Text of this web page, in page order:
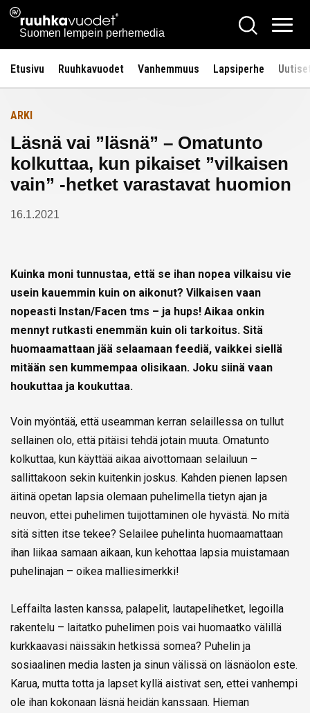
Siirry
sisältöön
Ruuhkavuodet.fi
Suomen lempein perhemedia
Hae
Etusivu Ruuhkavuodet Vanhemmuus Lapsiperhe
Etusivulle
ARKI
Läsnä vai ”läsnä” – Omatunto
kolkuttaa, kun pikaiset ”vilkaisen
vain” -hetket varastavat huomion
16.1.2021
Kuinka moni tunnustaa, että se ihan nopea vilkaisu vie
usein kauemmin kuin on aikonut? Vilkaisen vaan
nopeasti Instan/Facen tms – ja hups! Aikaa onkin
mennyt rutkasti enemmän kuin oli tarkoitus. Sitä
huomaamattaan jää selaamaan feediä, vaikkei siellä
mitään sen kummempaa olisikaan. Joku siinä vaan
houkuttaa ja koukuttaa.
Voin myöntää, että useamman kerran selaillessa on tullut
sellainen olo, että pitäisi tehdä jotain muuta. Omatunto
kolkuttaa, kun käyttää aikaa aivottomaan selailuun –
sallittakoon sekin kuitenkin joskus. Kahden pienen lapsen
äitinä opetan lapsia olemaan puhelimella tietyn ajan ja
neuvon, ettei puhelimen tuijottaminen ole hyvästä. No mitä
sitä sitten itse tekee? Selailee puhelinta huomaamattaan
ihan liikaa samaan aikaan, kun kehottaa lapsia muistamaan
puhelinajan – oikea malliesimerkki!
Leffailta lasten kanssa, palapelit, lautapelihetket, legoilla
rakentelu – laitatko puhelimen pois vai huomaatko välillä
kurkkaavasi näissäkin hetkissä somea? Puhelin ja
sosiaalinen media lasten ja sinun välissä on läsnäolon este.
Karua, mutta totta ja lapset kyllä aistivat sen, ettei vanhempi
ole ihan kokonaan läsnä heidän kanssaan. Hieman